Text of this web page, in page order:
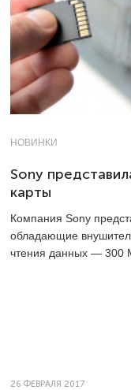
НОВИНКИ
Sony
карты
Компания Sony
обладающие
чтения данных — 300
26 ФЕВРАЛЯ 2017